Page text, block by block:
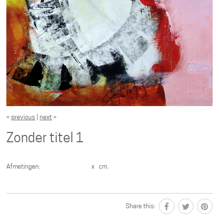
«previous |next »
Zonder titel 1
Afmetingen: x cm.
Share this: